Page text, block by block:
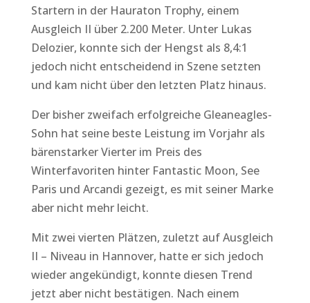
Startern in der Hauraton Trophy, einem
Ausgleich II über 2.200 Meter. Unter Lukas
Delozier, konnte sich der Hengst als 8,4:1
jedoch nicht entscheidend in Szene setzten
und kam nicht über den letzten Platz hinaus.
Der bisher zweifach erfolgreiche Gleaneagles-
Sohn hat seine beste Leistung im Vorjahr als
bärenstarker Vierter im Preis des
Winterfavoriten hinter Fantastic Moon, See
Paris und Arcandi gezeigt, es mit seiner Marke
aber nicht mehr leicht.
Mit zwei vierten Plätzen, zuletzt auf Ausgleich
II – Niveau in Hannover, hatte er sich jedoch
wieder angekündigt, konnte diesen Trend
jetzt aber nicht bestätigen. Nach einem